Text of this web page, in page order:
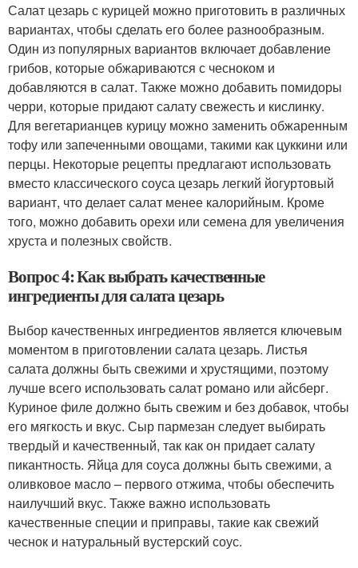
Салат цезарь с курицей можно приготовить в различных
вариантах, чтобы сделать его более разнообразным.
Один из популярных вариантов включает добавление
грибов, которые обжариваются с чесноком и
добавляются в салат. Также можно добавить помидоры
черри, которые придают салату свежесть и кислинку.
Для вегетарианцев курицу можно заменить обжаренным
тофу или запеченными овощами, такими как цуккини или
перцы. Некоторые рецепты предлагают использовать
вместо классического соуса цезарь легкий йогуртовый
вариант, что делает салат менее калорийным. Кроме
того, можно добавить орехи или семена для увеличения
хруста и полезных свойств.
Вопрос 4: Как выбрать качественные
ингредиенты для салата цезарь
Выбор качественных ингредиентов является ключевым
моментом в приготовлении салата цезарь. Листья
салата должны быть свежими и хрустящими, поэтому
лучше всего использовать салат романо или айсберг.
Куриное филе должно быть свежим и без добавок, чтобы
его мягкость и вкус. Сыр пармезан следует выбирать
твердый и качественный, так как он придает салату
пикантность. Яйца для соуса должны быть свежими, а
оливковое масло – первого отжима, чтобы обеспечить
наилучший вкус. Также важно использовать
качественные специи и приправы, такие как свежий
чеснок и натуральный вустерский соус.